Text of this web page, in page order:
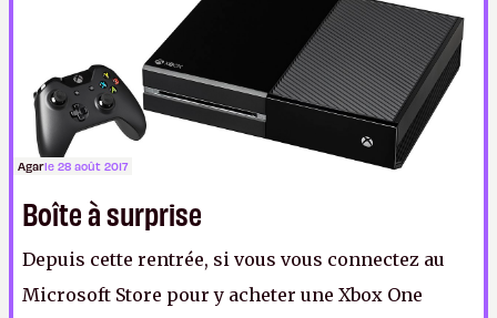
Agarle 28 août 2017
Boîte à surprise
Depuis cette rentrée, si vous vous connectez au
Microsoft Store pour y acheter une Xbox One